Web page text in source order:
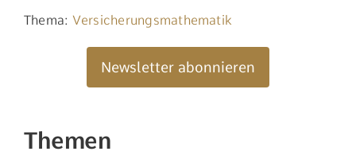
Thema: Versicherungsmathematik
Newsletter abonnieren
Themen